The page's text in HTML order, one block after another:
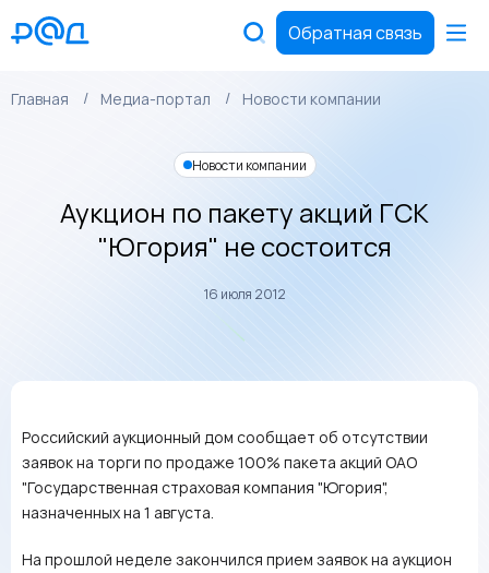
Обратная связь
Главная Медиа-портал Новости компании
Новости компании
Аукцион по пакету акций ГСК
"Югория" не состоится
16 июля 2012
Российский аукционный дом сообщает об отсутствии
заявок на торги по продаже 100% пакета акций ОАО
"Государственная страховая компания "Югория",
назначенных на 1 августа.
На прошлой неделе закончился прием заявок на аукцион